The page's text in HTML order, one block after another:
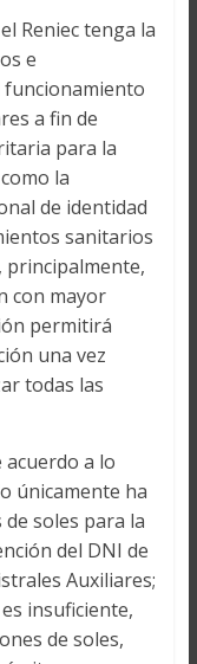
Reniec tenga la
e
a fin de
para la
la
de identidad
sanitarios
principalmente,
con mayor
permitirá
una vez
todas las
a lo
únicamente ha
soles para la
del DNI de
Auxiliares;
insuficiente,
de soles,